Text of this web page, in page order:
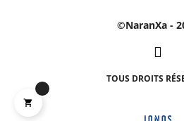
©NaranXa -
TOUS DROITS
